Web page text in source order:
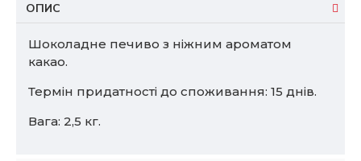
ОПИС
Шоколадне печиво з ніжним ароматом
какао.
Термін придатності до споживання: 15 днів.
Вага: 2,5 кг.